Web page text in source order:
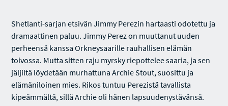
Shetlanti-sarjan etsivän Jimmy Perezin hartaasti odotettu ja
dramaattinen paluu. Jimmy Perez on muuttanut uuden
perheensä kanssa Orkneysaarille rauhallisen elämän
toivossa. Mutta sitten raju myrsky riepottelee saaria, ja sen
jäljiltä löydetään murhattuna Archie Stout, suosittu ja
elämäniloinen mies. Rikos tuntuu Perezistä tavallista
kipeämmältä, sillä Archie oli hänen lapsuudenystävänsä.